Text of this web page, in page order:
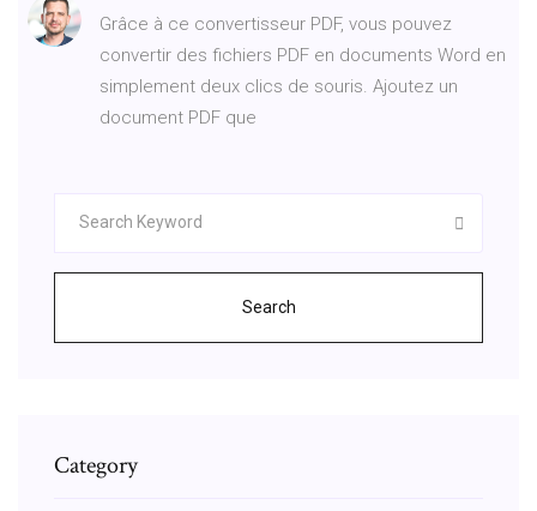
Grâce à ce convertisseur PDF, vous pouvez
convertir des fichiers PDF en documents Word en
simplement deux clics de souris. Ajoutez un
document PDF que
Search
Category